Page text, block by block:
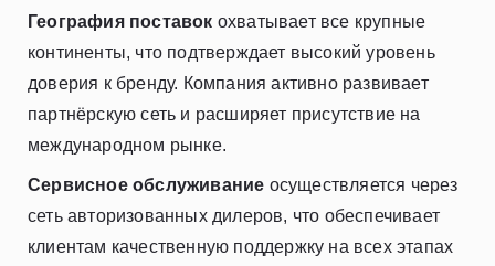
География поставок охватывает все крупные
континенты, что подтверждает высокий уровень
доверия к бренду. Компания активно развивает
партнёрскую сеть и расширяет присутствие на
международном рынке.
Сервисное обслуживание осуществляется через
сеть авторизованных дилеров, что обеспечивает
клиентам качественную поддержку на всех этапах